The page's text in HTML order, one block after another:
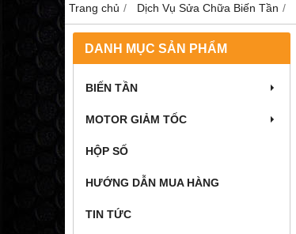
Trang chủ Dịch Vụ Sửa Chữa Biến Tần
DANH MỤC SẢN PHẨM
BIẾN TẦN
MOTOR GIẢM TỐC
HỘP SỐ
HƯỚNG DẪN MUA HÀNG
TIN TỨC